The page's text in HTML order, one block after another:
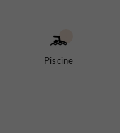
Piscine